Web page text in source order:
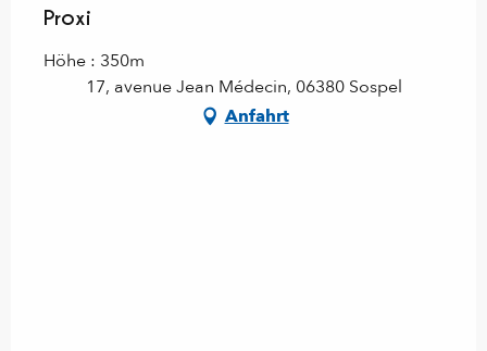
Proxi
Höhe : 350m
17, avenue Jean Médecin, 06380 Sospel
Anfahrt